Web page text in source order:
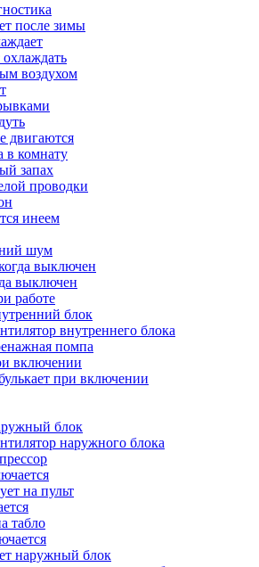
после зимы
охлаждать
воздухом
двигаются
в комнату
запах
проводки
инеем
шум
выключен
выключен
работе
блок
внутреннего блока
помпа
включении
при включении
блок
наружного блока
на пульт
табло
наружный блок